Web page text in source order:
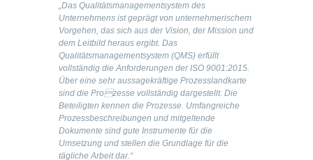
„Das Qualitätsmanagementsystem des
Unternehmens ist geprägt von unternehmerischem
Vorgehen, das sich aus der Vision, der Mission und
dem Leitbild heraus ergibt. Das
Qualitätsmanagementsystem (QMS) erfüllt
vollständig die Anforderungen der ISO 9001:2015.
Über eine sehr aussagekräftige Prozesslandkarte
sind die Prozesse vollständig dargestellt. Die
Beteiligten kennen die Prozesse. Umfangreiche
Prozessbeschreibungen und mitgeltende
Dokumente sind gute Instrumente für die
Umsetzung und stellen die Grundlage für die
tägliche Arbeit dar.“